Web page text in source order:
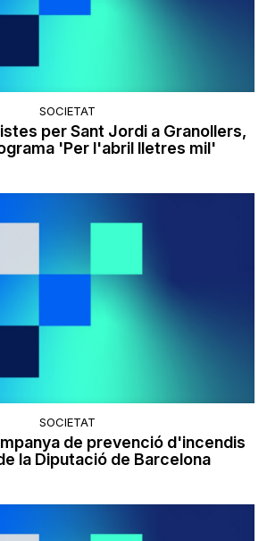
SOCIETAT
per Sant Jordi a Granollers,
'Per l'abril lletres mil'
SOCIETAT
de prevenció d'incendis
la Diputació de Barcelona